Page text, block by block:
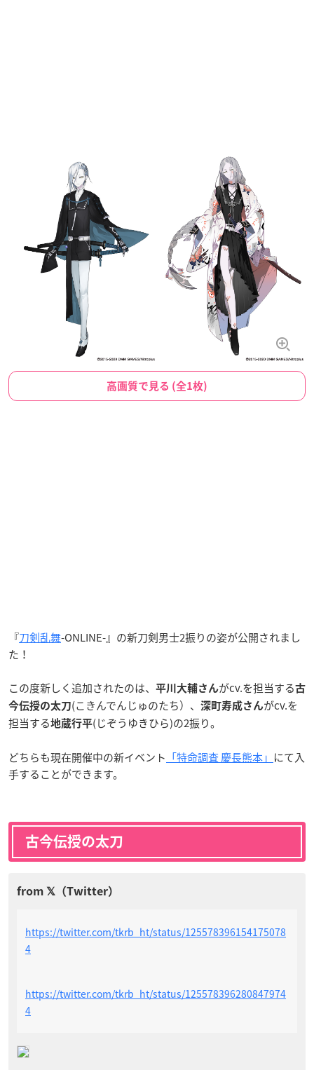
高画質で見る (全1枚)
『刀剣乱舞-ONLINE-』の新刀剣男士2振りの姿が公開されまし
た！
この度新しく追加されたのは、 平川大輔さんがcv.を担当する古
今伝授の太刀(こきんでんじゅのたち）、 深町寿成さんがcv.を
担当する地蔵行平(じぞうゆきひら)の2振り。
どちらも現在開催中の新イベント 「特命調査 慶長熊本」 にて入
手することができます。
古今伝授の太刀
https://twitter.com/tkrb_ht/status/125578396154175078
4
https://twitter.com/tkrb_ht/status/125578396280847974
4